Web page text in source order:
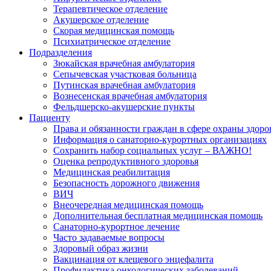
Терапевтическое отделение
Акушерское отделение
Скорая медицинская помощь
Психиатрическое отделение
Подразделения
Зюкайская врачебная амбулатория
Сепычевская участковая больница
Путинская врачебная амбулатория
Вознесенская врачебная амбулатория
Фельдшерско-акушерские пункты
Пациенту
Права и обязанности граждан в сфере охраны
Информация о санаторно-курортных организациях
Сохранить набор социальных услуг – ВАЖНО!
Оценка репродуктивного здоровья
Медицинская реабилитация
Безопасность дорожного движения
ВИЧ
Внеочередная медицинская помощь
Дополнительная бесплатная медицинская помощь
Санаторно-курортное лечение
Часто задаваемые вопросы
Здоровый образ жизни
Вакцинация от клещевого энцефалита